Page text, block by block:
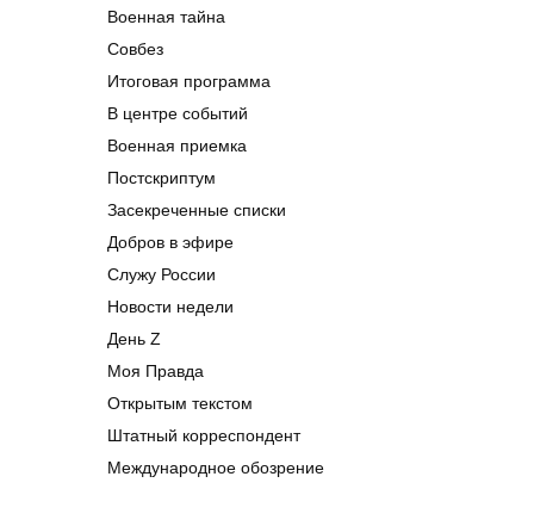
Военная тайна
Совбез
Итоговая программа
В центре событий
Военная приемка
Постскриптум
Засекреченные списки
Добров в эфире
Служу России
Новости недели
День Z
Моя Правда
Открытым текстом
Штатный корреспондент
Международное обозрение